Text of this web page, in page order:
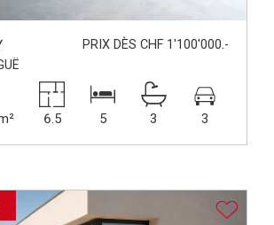
PRIX DÈS CHF 1'100'000.-
6.5 5 3 3